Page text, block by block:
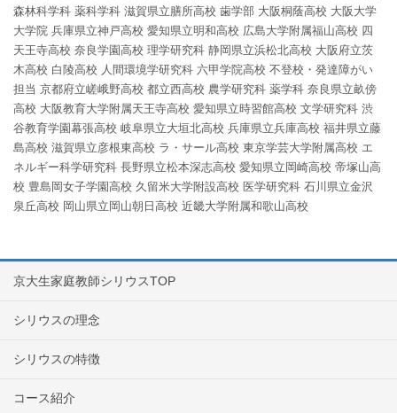
森林科学科 薬科学科 滋賀県立膳所高校 歯学部 大阪桐蔭高校 大阪大学
大学院 兵庫県立神戸高校 愛知県立明和高校 広島大学附属福山高校 四
天王寺高校 奈良学園高校 理学研究科 静岡県立浜松北高校 大阪府立茨
木高校 白陵高校 人間環境学研究科 六甲学院高校 不登校・発達障がい
担当 京都府立嵯峨野高校 都立西高校 農学研究科 薬学科 奈良県立畝傍
高校 大阪教育大学附属天王寺高校 愛知県立時習館高校 文学研究科 渋
谷教育学園幕張高校 岐阜県立大垣北高校 兵庫県立兵庫高校 福井県立藤
島高校 滋賀県立彦根東高校 ラ・サール高校 東京学芸大学附属高校 エ
ネルギー科学研究科 長野県立松本深志高校 愛知県立岡崎高校 帝塚山高
校 豊島岡女子学園高校 久留米大学附設高校 医学研究科 石川県立金沢
泉丘高校 岡山県立岡山朝日高校 近畿大学附属和歌山高校
京大生家庭教師シリウスTOP
シリウスの理念
シリウスの特徴
コース紹介